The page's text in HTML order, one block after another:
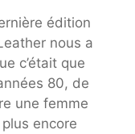
édition
nous a
c’était que
80, de
une femme
encore